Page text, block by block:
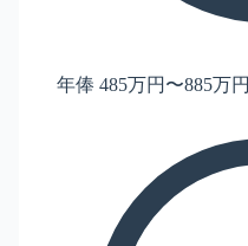
年俸 485万円〜885万円